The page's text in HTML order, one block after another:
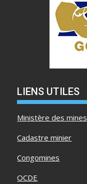
LIENS UTILES
Ministère des mines
Cadastre minier
Congomines
OCDE